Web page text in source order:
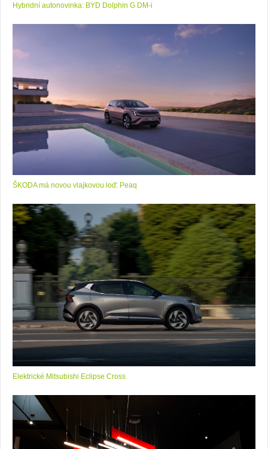
Hybridní autonovinka: BYD Dolphin G DM-i
ŠKODA má novou vlajkovou loď: Peaq
Elektrické Mitsubishi Eclipse Cross